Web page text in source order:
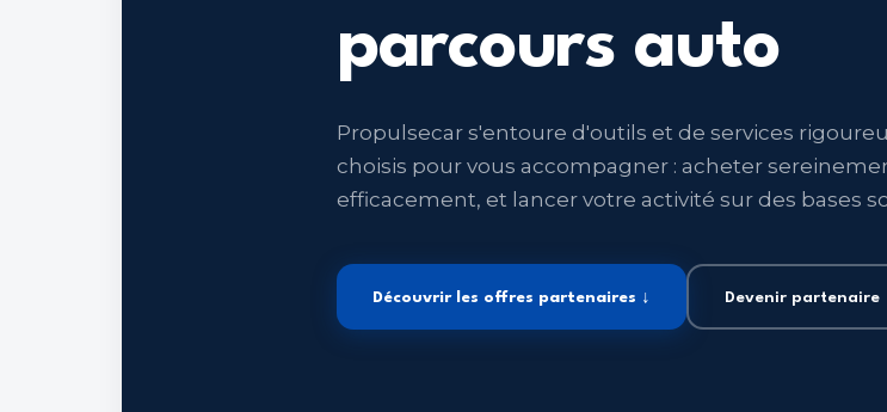
parcours auto
Propulsecar s'entoure d'outils et de services
choisis pour vous accompagner : acheter
efficacement, et lancer votre activité sur des bases
Découvrir les offres partenaires ↓ Devenir partenaire